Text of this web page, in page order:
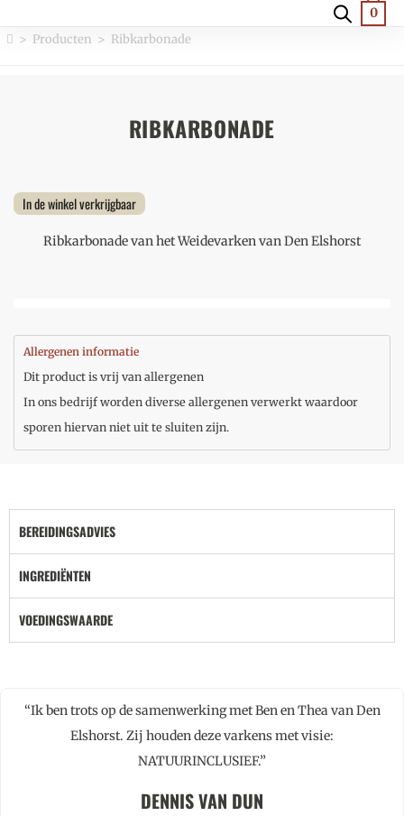
0
> Producten > Ribkarbonade
RIBKARBONADE
In de winkel verkrijgbaar
Ribkarbonade van het Weidevarken van Den Elshorst
Allergenen informatie
Dit product is vrij van allergenen
In ons bedrijf worden diverse allergenen verwerkt waardoor
sporen hiervan niet uit te sluiten zijn.
BEREIDINGSADVIES
INGREDIËNTEN
VOEDINGSWAARDE
“Ik ben trots op de samenwerking met Ben en Thea van Den
Elshorst. Zij houden deze varkens met visie:
NATUURINCLUSIEF.”
DENNIS VAN DUN